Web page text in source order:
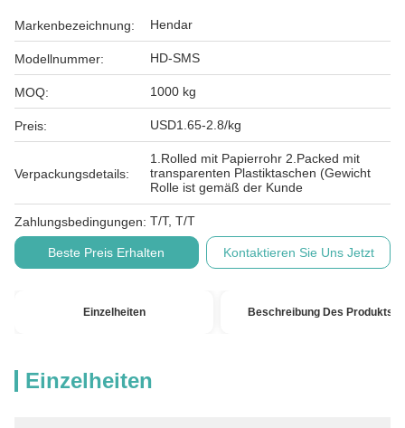
Markenbezeichnung: Hendar
Modellnummer: HD-SMS
MOQ: 1000 kg
Preis: USD1.65-2.8/kg
Verpackungsdetails:
1.Rolled mit Papierrohr 2.Packed mit
transparenten Plastiktaschen (Gewicht
Rolle ist gemäß der Kunde
Zahlungsbedingungen: T/T, T/T
Beste Preis Erhalten Kontaktieren Sie Uns Jetzt
Einzelheiten Beschreibung Des Produkts
Einzelheiten